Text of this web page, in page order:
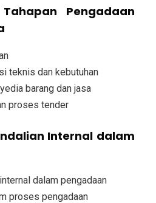
Pengadaan
teknis dan kebutuhan
barang dan jasa
proses tender
Internal dalam
dalam pengadaan
proses pengadaan